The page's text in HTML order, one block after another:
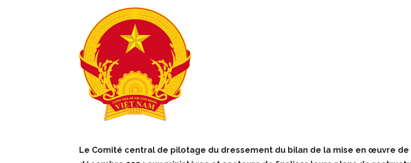
Le Comité central de pilotage du dressement du bilan de la mise en œuvre de